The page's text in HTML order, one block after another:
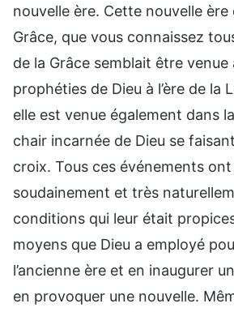
nouvelle ère. Cette nouvelle ère
Grâce, que vous connaissez
de la Grâce semblait être venue
prophéties de Dieu à l’ère de la
elle est venue également dans
chair incarnée de Dieu se
croix. Tous ces événements
soudainement et très
conditions qui leur était
moyens que Dieu a employé
l’ancienne ère et en inaugurer
en provoquer une nouvelle.